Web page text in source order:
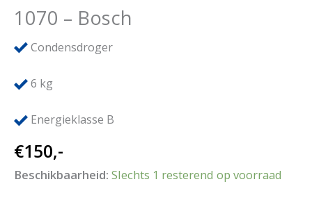
1070 – Bosch
Condensdroger
6 kg
Energieklasse B
€150,-
Beschikbaarheid: Slechts 1 resterend op voorraad